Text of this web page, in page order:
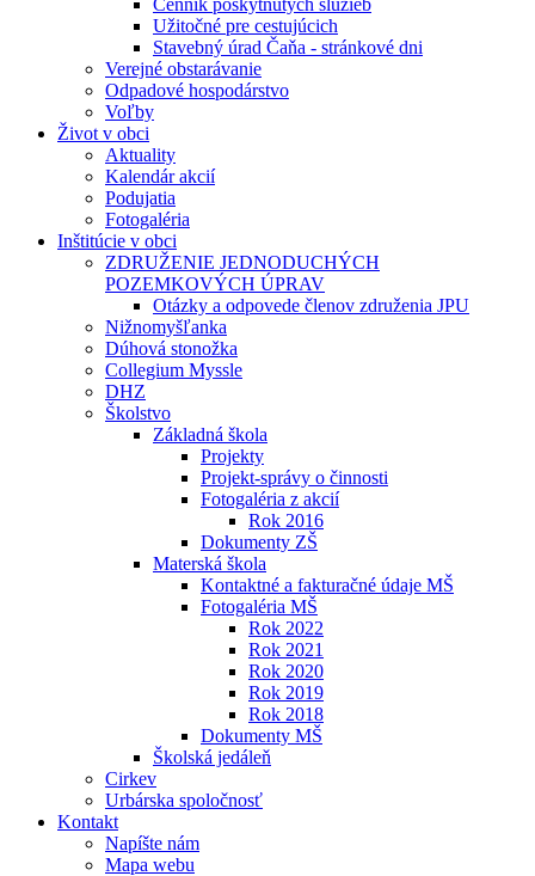
Cenník poskytnutých služieb
Užitočné pre cestujúcich
Stavebný úrad Čaňa - stránkové dni
Verejné obstarávanie
Odpadové hospodárstvo
Voľby
Život v obci
Aktuality
Kalendár akcií
Podujatia
Fotogaléria
Inštitúcie v obci
ZDRUŽENIE JEDNODUCHÝCH
POZEMKOVÝCH ÚPRAV
Otázky a odpovede členov združenia JPU
Nižnomyšľanka
Dúhová stonožka
Collegium Myssle
DHZ
Školstvo
Základná škola
Projekty
Projekt-správy o činnosti
Fotogaléria z akcií
Rok 2016
Dokumenty ZŠ
Materská škola
Kontaktné a fakturačné údaje MŠ
Fotogaléria MŠ
Rok 2022
Rok 2021
Rok 2020
Rok 2019
Rok 2018
Dokumenty MŠ
Školská jedáleň
Cirkev
Urbárska spoločnosť
Kontakt
Napíšte nám
Mapa webu